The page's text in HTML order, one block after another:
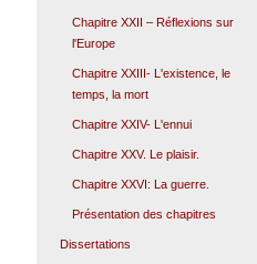
Chapitre XXII – Réflexions sur
l'Europe
Chapitre XXIII- L'existence, le
temps, la mort
Chapitre XXIV- L'ennui
Chapitre XXV. Le plaisir.
Chapitre XXVI: La guerre.
Présentation des chapitres
Dissertations